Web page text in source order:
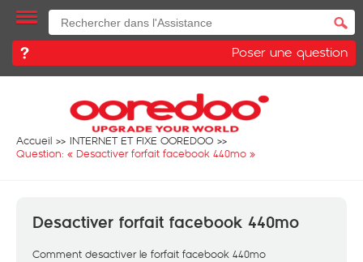
Poser une question
Accueil
INTERNET ET FIXE OOREDOO
Question: « Desactiver forfait facebook 440mo »
Desactiver forfait facebook 440mo
Comment desactiver le forfait facebook 440mo